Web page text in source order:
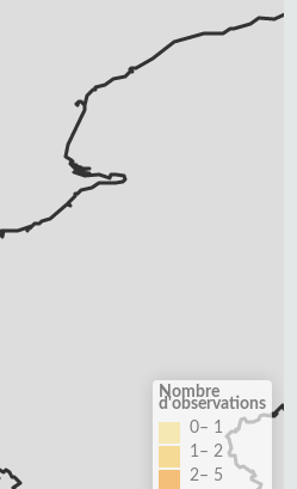
Nombre
d'observations
0– 1
1– 2
2– 5